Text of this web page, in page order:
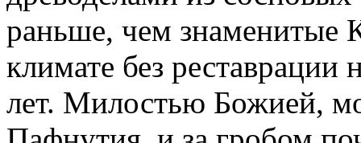
раньше, чем
климате без реставрации
лет. Милостью Божией,